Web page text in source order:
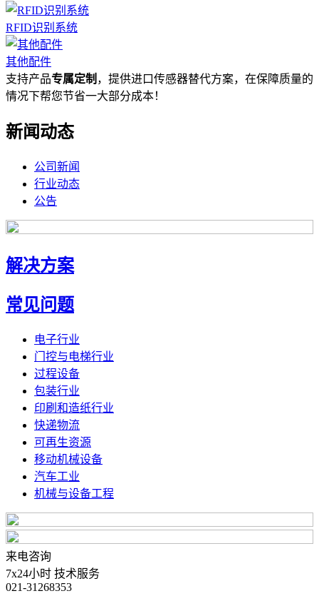
RFID识别系统
其他配件
支持产品专属定制 ，提供进口传感器替代方案，在保障质量的
情况下帮您节省一大部分成本！
新闻动态
公司新闻
行业动态
公告
解决方案
常见问题
电子行业
门控与电梯行业
过程设备
包装行业
印刷和造纸行业
快递物流
可再生资源
移动机械设备
汽车工业
机械与设备工程
来电咨询
7x24小时 技术服务
021-31268353